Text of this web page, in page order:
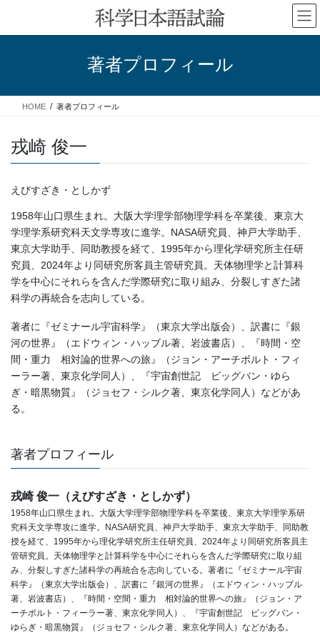
テ
ス
ゲ
ン
著者プロフィール
HOME 著者プロフィール
戎崎 俊一
えびすざき・としかず
1958年山口県生まれ。大阪大学理学部物理学科を卒業後、東京大
学理学系研究科天文学専攻に進学。NASA研究員、神戸大学助手、
東京大学助手、同助教授を経て、1995年から理化学研究所主任研
究員、2024年より同研究所客員主管研究員。天体物理学と計算科
学を中心にそれらを含んだ学際研究に取り組み、分裂しすぎた諸
科学の再統合を志向している。
著者に『ゼミナール宇宙科学』（東京大学出版会）、訳書に『銀
河の世界』（エドウィン・ハッブル著、岩波書店）、『時間・空
間・重力 相対論的世界への旅』（ジョン・アーチボルト・フィ
ーラー著、東京化学同人）、『宇宙創世記 ビッグバン・ゆら
ぎ・暗黒物質』（ジョセフ・シルク著、東京化学同人）などがあ
る。
著者プロフィール
戎崎 俊一（えびすざき・としかず）
1958年山口県生まれ。大阪大学理学部物理学科を卒業後、東京大学理学系研
究科天文学専攻に進学。NASA研究員、神戸大学助手、東京大学助手、同助教
授を経て、1995年から理化学研究所主任研究員、2024年より同研究所客員主
管研究員。天体物理学と計算科学を中心にそれらを含んだ学際研究に取り組
み、分裂しすぎた諸科学の再統合を志向している。著者に『ゼミナール宇宙
科学』（東京大学出版会）、訳書に『銀河の世界』（エドウィン・ハッブル
著、岩波書店）、『時間・空間・重力 相対論的世界への旅』（ジョン・ア
ーチボルト・フィーラー著、東京化学同人）、『宇宙創世記 ビッグバン・
ゆらぎ・暗黒物質』（ジョセフ・シルク著、東京化学同人）などがある。